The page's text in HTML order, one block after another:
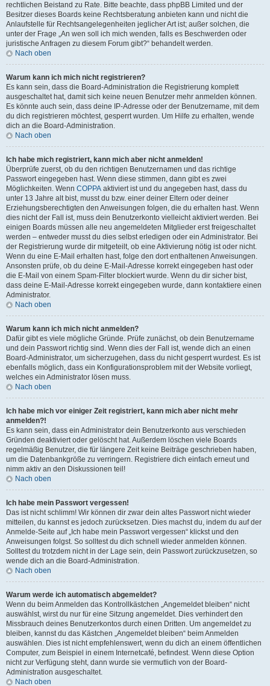
rechtlichen Beistand zu Rate. Bitte beachte, dass phpBB Limited und der
Besitzer dieses Boards keine Rechtsberatung anbieten kann und nicht die
Anlaufstelle für Rechtsangelegenheiten jeglicher Art ist; außer solchen, die
unter der Frage „An wen soll ich mich wenden, falls es Beschwerden oder
juristische Anfragen zu diesem Forum gibt?“ behandelt werden.
Nach oben
Warum kann ich mich nicht registrieren?
Es kann sein, dass die Board-Administration die Registrierung komplett
ausgeschaltet hat, damit sich keine neuen Benutzer mehr anmelden können.
Es könnte auch sein, dass deine IP-Adresse oder der Benutzername, mit dem
du dich registrieren möchtest, gesperrt wurden. Um Hilfe zu erhalten, wende
dich an die Board-Administration.
Nach oben
Ich habe mich registriert, kann mich aber nicht anmelden!
Überprüfe zuerst, ob du den richtigen Benutzernamen und das richtige
Passwort eingegeben hast. Wenn diese stimmen, dann gibt es zwei
Möglichkeiten. Wenn COPPA aktiviert ist und du angegeben hast, dass du
unter 13 Jahre alt bist, musst du bzw. einer deiner Eltern oder deiner
Erziehungsberechtigten den Anweisungen folgen, die du erhalten hast. Wenn
dies nicht der Fall ist, muss dein Benutzerkonto vielleicht aktiviert werden. Bei
einigen Boards müssen alle neu angemeldeten Mitglieder erst freigeschaltet
werden – entweder musst du dies selbst erledigen oder ein Administrator. Bei
der Registrierung wurde dir mitgeteilt, ob eine Aktivierung nötig ist oder nicht.
Wenn du eine E-Mail erhalten hast, folge den dort enthaltenen Anweisungen.
Ansonsten prüfe, ob du deine E-Mail-Adresse korrekt eingegeben hast oder
die E-Mail von einem Spam-Filter blockiert wurde. Wenn du dir sicher bist,
dass deine E-Mail-Adresse korrekt eingegeben wurde, dann kontaktiere einen
Administrator.
Nach oben
Warum kann ich mich nicht anmelden?
Dafür gibt es viele mögliche Gründe. Prüfe zunächst, ob dein Benutzername
und dein Passwort richtig sind. Wenn dies der Fall ist, wende dich an einen
Board-Administrator, um sicherzugehen, dass du nicht gesperrt wurdest. Es ist
ebenfalls möglich, dass ein Konfigurationsproblem mit der Website vorliegt,
welches ein Administrator lösen muss.
Nach oben
Ich habe mich vor einiger Zeit registriert, kann mich aber nicht mehr
anmelden?!
Es kann sein, dass ein Administrator dein Benutzerkonto aus verschieden
Gründen deaktiviert oder gelöscht hat. Außerdem löschen viele Boards
regelmäßig Benutzer, die für längere Zeit keine Beiträge geschrieben haben,
um die Datenbankgröße zu verringern. Registriere dich einfach erneut und
nimm aktiv an den Diskussionen teil!
Nach oben
Ich habe mein Passwort vergessen!
Das ist nicht schlimm! Wir können dir zwar dein altes Passwort nicht wieder
mitteilen, du kannst es jedoch zurücksetzen. Dies machst du, indem du auf der
Anmelde-Seite auf „Ich habe mein Passwort vergessen“ klickst und den
Anweisungen folgst. So solltest du dich schnell wieder anmelden können.
Solltest du trotzdem nicht in der Lage sein, dein Passwort zurückzusetzen, so
wende dich an die Board-Administration.
Nach oben
Warum werde ich automatisch abgemeldet?
Wenn du beim Anmelden das Kontrollkästchen „Angemeldet bleiben“ nicht
auswählst, wirst du nur für eine Sitzung angemeldet. Dies verhindert den
Missbrauch deines Benutzerkontos durch einen Dritten. Um angemeldet zu
bleiben, kannst du das Kästchen „Angemeldet bleiben“ beim Anmelden
auswählen. Dies ist nicht empfehlenswert, wenn du dich an einem öffentlichen
Computer, zum Beispiel in einem Internetcafé, befindest. Wenn diese Option
nicht zur Verfügung steht, dann wurde sie vermutlich von der Board-
Administration ausgeschaltet.
Nach oben